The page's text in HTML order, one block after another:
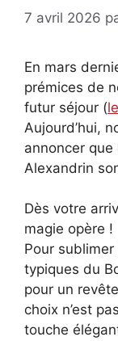
7 avril 2026
En mars
prémices de
futur séjour (
Aujourd’hui,
annoncer que
Alexandrin
Dès votre
magie opère !
Pour
typiques du
pour un
choix n’est
touche